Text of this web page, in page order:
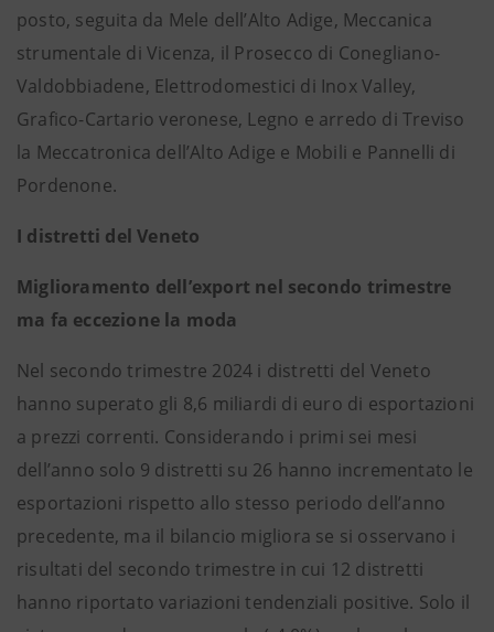
posto, seguita da Mele dell’Alto Adige, Meccanica
strumentale di Vicenza, il Prosecco di Conegliano-
Valdobbiadene, Elettrodomestici di Inox Valley,
Grafico-Cartario veronese, Legno e arredo di Treviso
la Meccatronica dell’Alto Adige e Mobili e Pannelli di
Pordenone.
I distretti del Veneto
Miglioramento dell’export nel secondo trimestre
ma fa eccezione la moda
Nel secondo trimestre 2024 i distretti del Veneto
hanno superato gli 8,6 miliardi di euro di esportazioni
a prezzi correnti. Considerando i primi sei mesi
dell’anno solo 9 distretti su 26 hanno incrementato le
esportazioni rispetto allo stesso periodo dell’anno
precedente, ma il bilancio migliora se si osservano i
risultati del secondo trimestre in cui 12 distretti
hanno riportato variazioni tendenziali positive. Solo il